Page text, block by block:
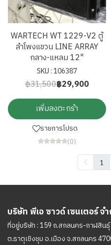
WARTECH WT 1229-V2 ตู้
ลำโพงแขวน LINE ARRAY
กลาง-แหลม 12"
SKU : 106387
฿31,500฿29,900
เพิ่มลงตะกร้า
รายการโปรด
(0)
1
บริษัท พีเอ ซาวด์ เซนเตอร์ จ
ที่อยู่บริษัท : 159 ถ.สกลนคร-กาฬสินธุ์
ต.ธาตุเชิงชุม อ.เมือง จ.สกลนคร